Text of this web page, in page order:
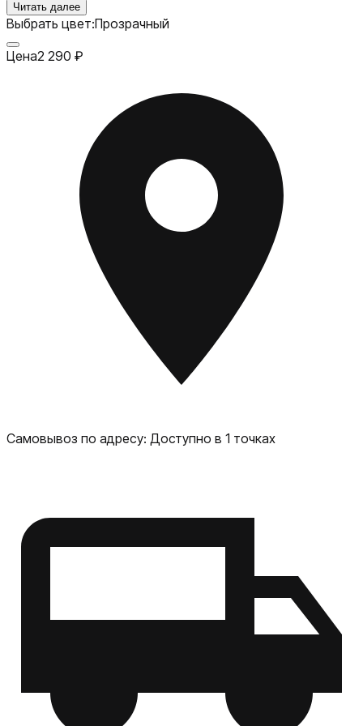
корпусе смартфона, не разрушается со временем.
Эргономичная форма чехла сохраняет свободный
доступ к объективу камеры и элементам управления.
Аксессуар надежно защитит ваше устройство со всех
Читать далее
Выбрать цвет:Прозрачный
Цена2 290 ₽
Самовывоз по адресу: Доступно в 1 точках